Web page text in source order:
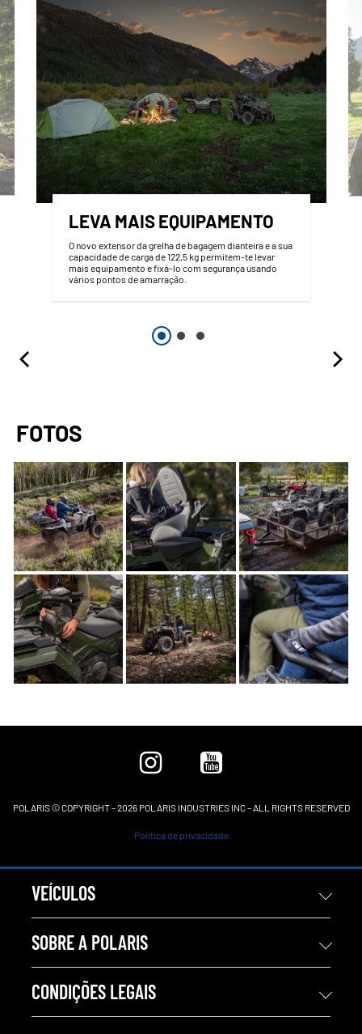
LEVA MAIS EQUIPAMENTO
O novo extensor da grelha de bagagem dianteira e a sua
capacidade de carga de 122,5 kg permitem-te levar
mais equipamento e fixá-lo com segurança usando
vários pontos de amarração.
FOTOS
POLARIS © COPYRIGHT – 2026 POLARIS INDUSTRIES INC – ALL RIGHTS RESERVED
Política de privacidade
VEÍCULOS
SOBRE A POLARIS
CONDIÇÕES LEGAIS